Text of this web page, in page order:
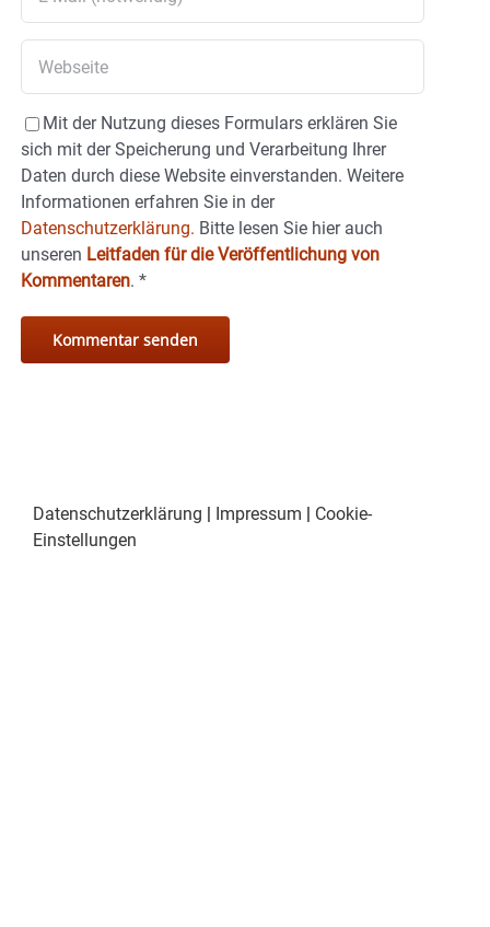
Mit der Nutzung dieses Formulars erklären Sie
sich mit der Speicherung und Verarbeitung Ihrer
Daten durch diese Website einverstanden. Weitere
Informationen erfahren Sie in der
Datenschutzerklärung. Bitte lesen Sie hier auch
unseren Leitfaden für die Veröffentlichung von
Kommentaren. *
Datenschutzerklärung | Impressum | Cookie-
Einstellungen